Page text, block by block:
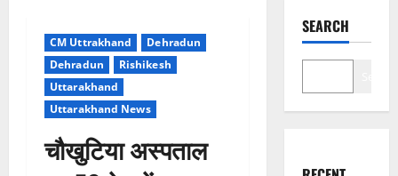
CM Uttrakhand
Dehradun
Dehradun
Rishikesh
Uttarakhand
Uttarakhand News
चौखुटिया अस्पताल
SEARCH